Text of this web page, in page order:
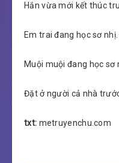
Hắn vừa mới kết thúc
Em trai đang học sơ nhị.
Muội muội đang học sơ
Đặt ở người cả nhà
txt: metruyenchu.com